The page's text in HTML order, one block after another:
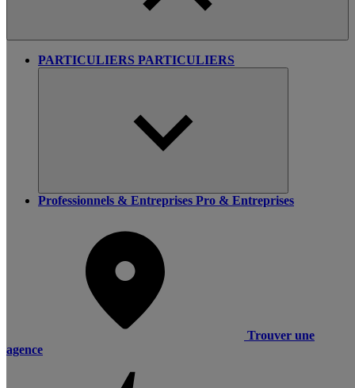
PARTICULIERS PARTICULIERS
Professionnels & Entreprises Pro & Entreprises
Trouver une
agence